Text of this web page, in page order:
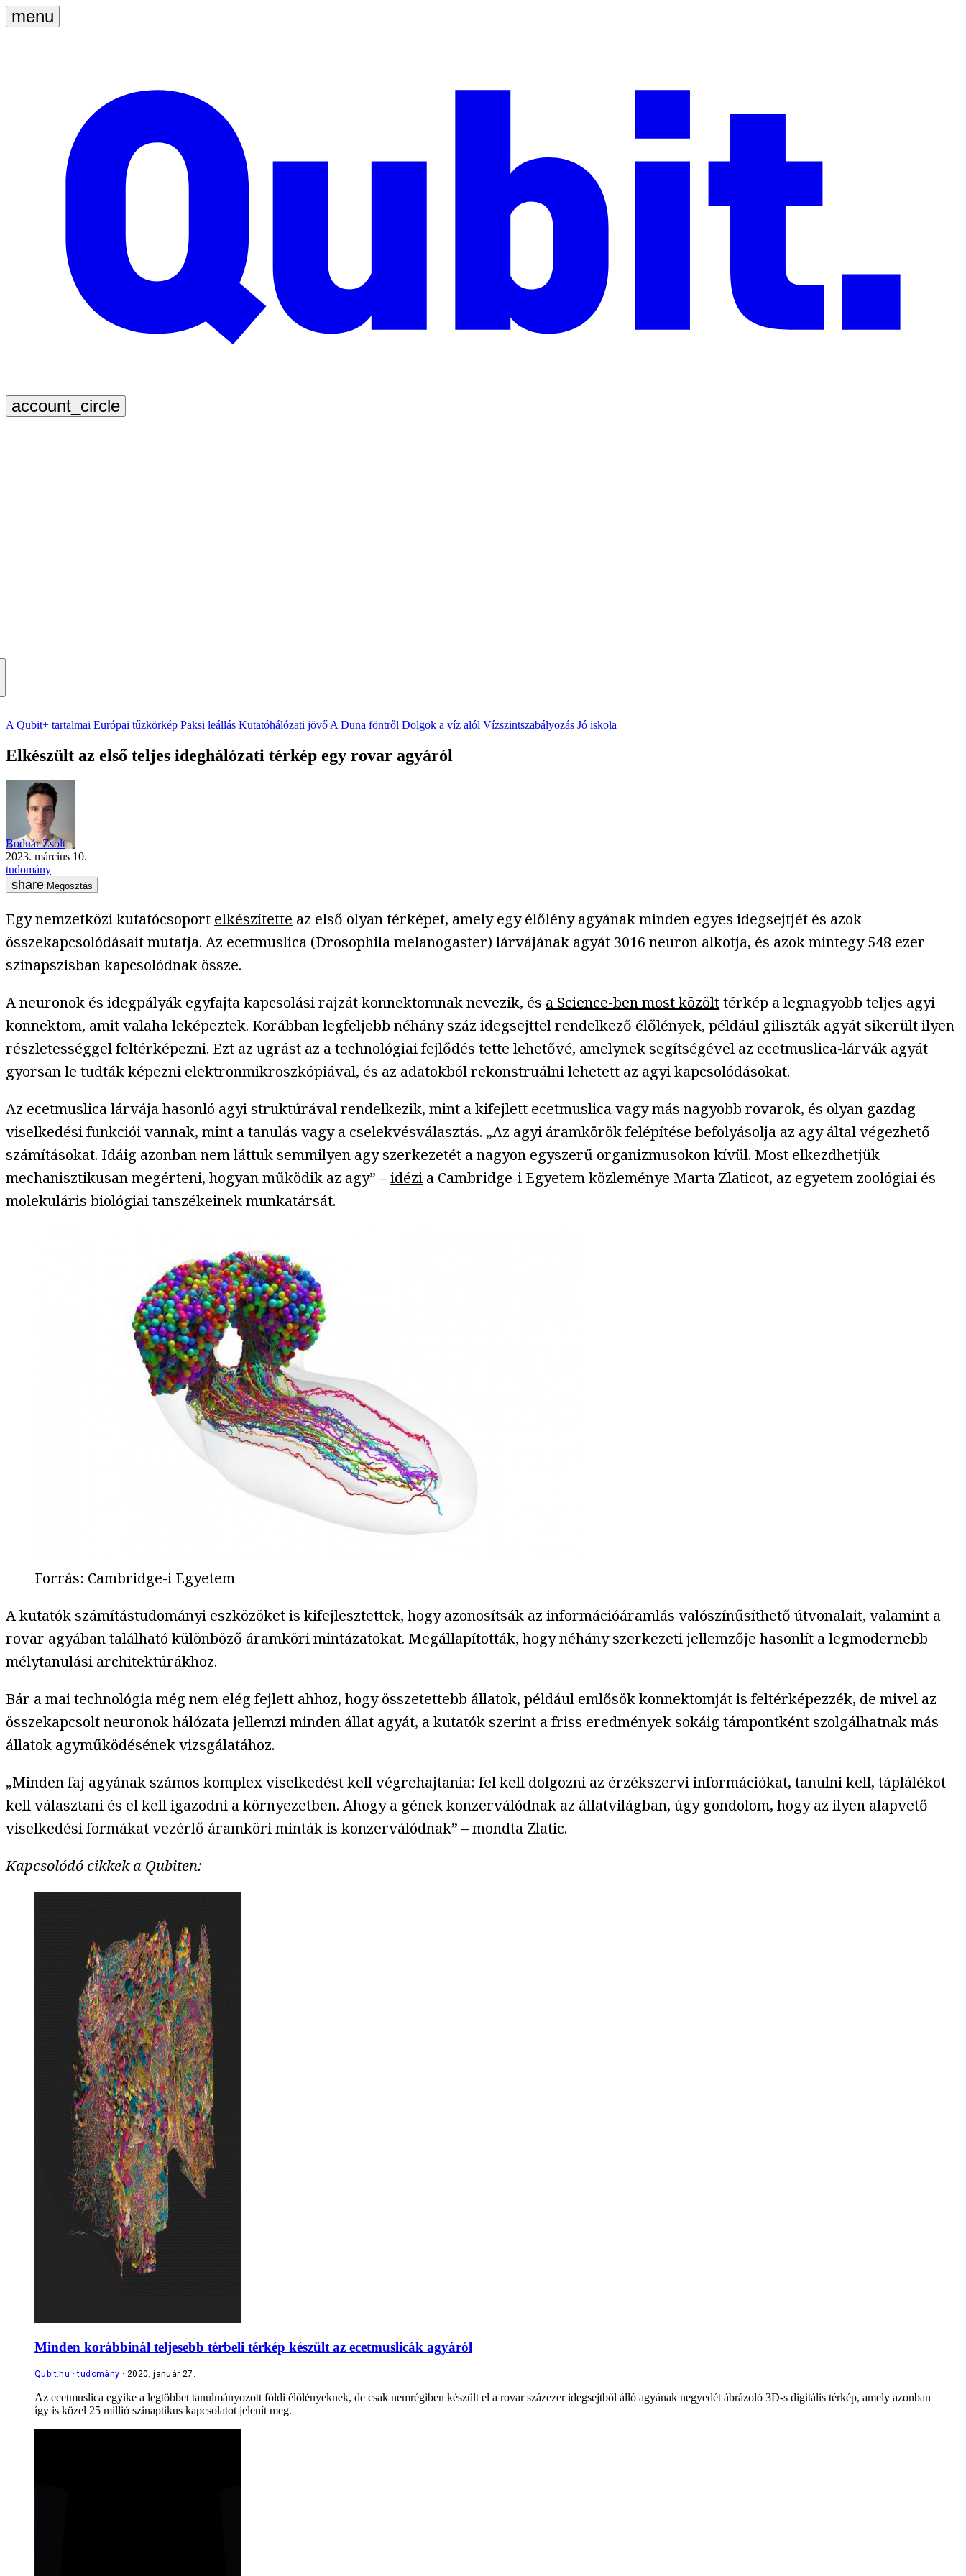
A Qubit+ tartalmai Európai tűzkörkép Paksi leállás Kutatóhálózati jövő A Duna föntről Dolgok a víz alól Vízszintszabályozás Jó iskola
Elkészült az első teljes ideghálózati térkép egy rovar agyáról
Bodnár Zsolt
2023. március 10.
tudomány
Megosztás
Egy nemzetközi kutatócsoport elkészítette az első olyan térképet, amely egy élőlény agyának minden egyes idegsejtjét és azok
összekapcsolódásait mutatja. Az ecetmuslica (Drosophila melanogaster) lárvájának agyát 3016 neuron alkotja, és azok mintegy 548 ezer
szinapszisban kapcsolódnak össze.
A neuronok és idegpályák egyfajta kapcsolási rajzát konnektomnak nevezik, és a Science-ben most közölttérkép a legnagyobb teljes agyi
konnektom, amit valaha leképeztek. Korábban legfeljebb néhány száz idegsejttel rendelkező élőlények, például giliszták agyát sikerült ilyen
részletességgel feltérképezni. Ezt az ugrást az a technológiai fejlődés tette lehetővé, amelynek segítségével az ecetmuslica-lárvák agyát
gyorsan le tudták képezni elektronmikroszkópiával, és az adatokból rekonstruálni lehetett az agyi kapcsolódásokat.
Az ecetmuslica lárvája hasonló agyi struktúrával rendelkezik, mint a kifejlett ecetmuslica vagy más nagyobb rovarok, és olyan gazdag
viselkedési funkciói vannak, mint a tanulás vagy a cselekvésválasztás. „Az agyi áramkörök felépítése befolyásolja az agy által végezhető
számításokat. Idáig azonban nem láttuk semmilyen agy szerkezetét a nagyon egyszerű organizmusokon kívül. Most elkezdhetjük
mechanisztikusan megérteni, hogyan működik az agy” –idézi a Cambridge-i Egyetem közleménye Marta Zlaticot, az egyetem zoológiai és
molekuláris biológiai tanszékeinek munkatársát.
Forrás: Cambridge-i Egyetem
A kutatók számítástudományi eszközöket is kifejlesztettek, hogy azonosítsák az információáramlás valószínűsíthető útvonalait, valamint a
rovar agyában található különböző áramköri mintázatokat. Megállapították, hogy néhány szerkezeti jellemzője hasonlít a legmodernebb
mélytanulási architektúrákhoz.
Bár a mai technológia még nem elég fejlett ahhoz, hogy összetettebb állatok, például emlősök konnektomját is feltérképezzék, de mivel az
összekapcsolt neuronok hálózata jellemzi minden állat agyát, a kutatók szerint a friss eredmények sokáig támpontként szolgálhatnak más
állatok agyműködésének vizsgálatához.
„Minden faj agyának számos komplex viselkedést kell végrehajtania: fel kell dolgozni az érzékszervi információkat, tanulni kell, táplálékot
kell választani és el kell igazodni a környezetben. Ahogy a gének konzerválódnak az állatvilágban, úgy gondolom, hogy az ilyen alapvető
viselkedési formákat vezérlő áramköri minták is konzerválódnak” – mondta Zlatic.
Kapcsolódó cikkek a Qubiten:
Minden korábbinál teljesebb térbeli térkép készült az ecetmuslicák agyáról
Qubit.hu tudomány 2020. január 27.
Az ecetmuslica egyike a legtöbbet tanulmányozott földi élőlényeknek, de csak nemrégiben készült el a rovar százezer idegsejtből álló agyának negyedét ábrázoló 3D-s digitális térkép, amely azonban
így is közel 25 millió szinaptikus kapcsolatot jelenít meg.